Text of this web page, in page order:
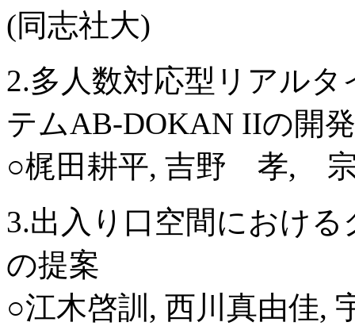
(同志社大)
2.多人数対応型リアル
テムAB-DOKAN IIの開発
○梶田耕平, 吉野 孝,
3.出入り口空間における
の提案
○江木啓訓, 西川真由佳,